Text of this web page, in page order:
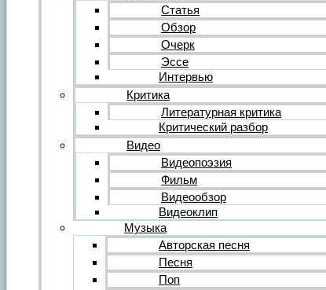
Статья
Обзор
Очерк
Эссе
Интервью
Критика
Литературная критика
Критический разбор
Видео
Видеопоэзия
Фильм
Видеообзор
Видеоклип
Музыка
Авторская песня
Песня
Поп